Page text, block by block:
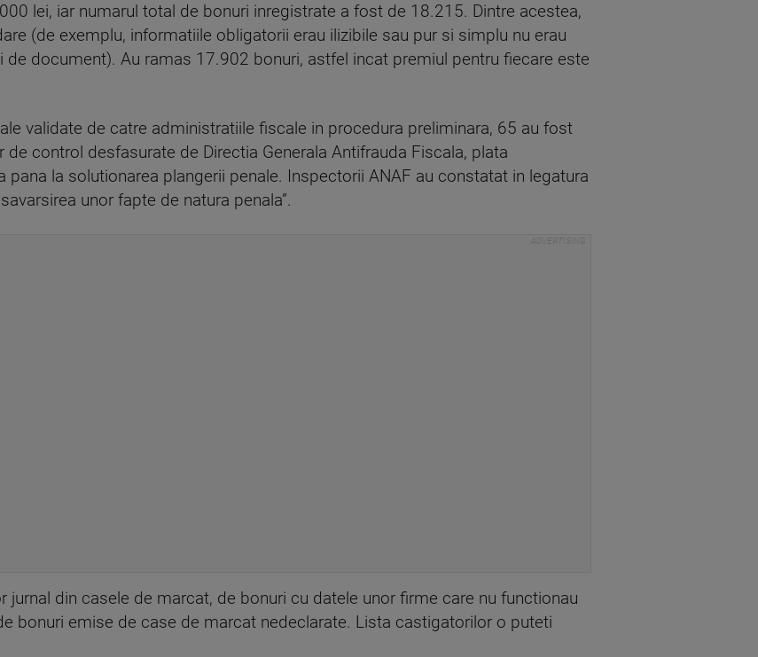
lei, iar numarul total de bonuri inregistrate a fost de 18.215. Dintre acestea,
(de exemplu, informatiile obligatorii erau ilizibile sau pur si simplu nu erau
de document). Au ramas 17.902 bonuri, astfel incat premiul pentru fiecare este
validate de catre administratiile fiscale in procedura preliminara, 65 au fost
control desfasurate de Directia Generala Antifrauda Fiscala, plata
la solutionarea plangerii penale. Inspectorii ANAF au constatat in legatura
unor fapte de natura penala”.
jurnal din casele de marcat, de bonuri cu datele unor firme care nu functionau
bonuri emise de case de marcat nedeclarate. Lista castigatorilor o puteti